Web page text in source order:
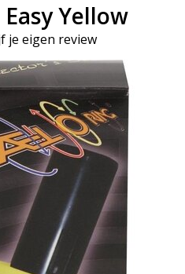
Yellow
je eigen review